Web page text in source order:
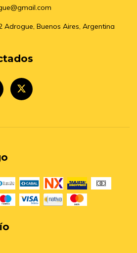
Adrogue, Buenos Aires, Argentina